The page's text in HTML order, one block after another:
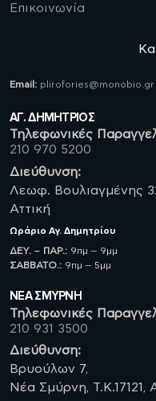
Επικοινωνία
Email: plirofories@monobio.gr
ΑΓ. ΔΗΜΗΤΡΙΟΣ
Τηλεφωνικές
210 970 5200
Διεύθυνση:
Λεωφ. Βουλιαγμένης
Αττική
Ωράριο Αγ. Δημητρίου
ΔΕΥ. – ΠΑΡ.: 9πμ – 9μμ
ΣΑΒBATO.: 9πμ – 5μμ
ΝΈΑ ΣΜΥΡΝΗ
Τηλεφωνικές
210 931 3500
Διεύθυνση:
Βρυούλων 7,
Νέα Σμύρνη, Τ.Κ.17121,